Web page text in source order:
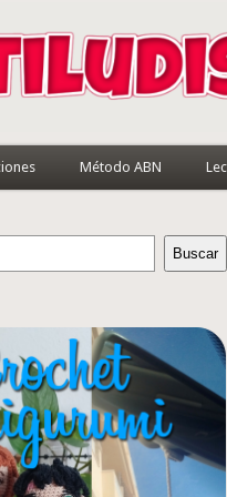
Método ABN
Buscar